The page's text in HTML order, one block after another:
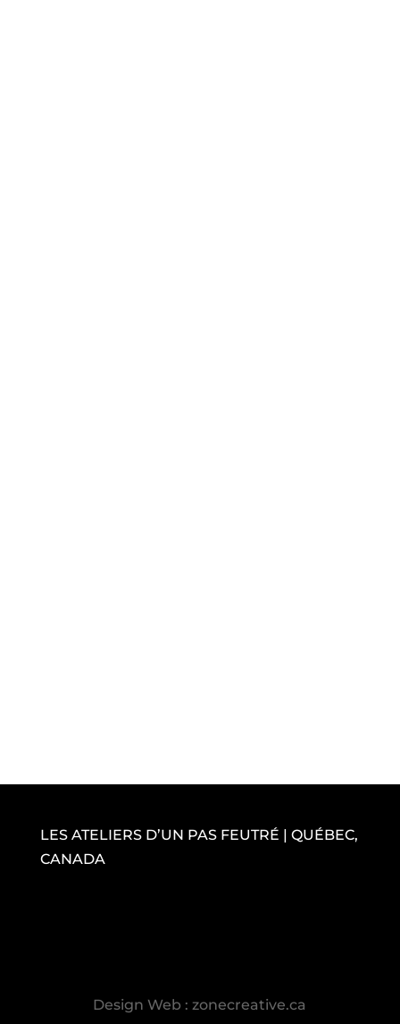
LES ATELIERS D’UN PAS FEUTRÉ | QUÉBEC,
CANADA
Design Web : zonecreative.ca